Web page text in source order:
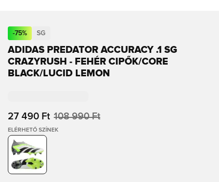
-75% SG
ADIDAS PREDATOR ACCURACY .1 SG
CRAZYRUSH - FEHÉR CIPŐK/CORE
BLACK/LUCID LEMON
27 490 Ft 108 990 Ft
ELÉRHETŐ SZÍNEK